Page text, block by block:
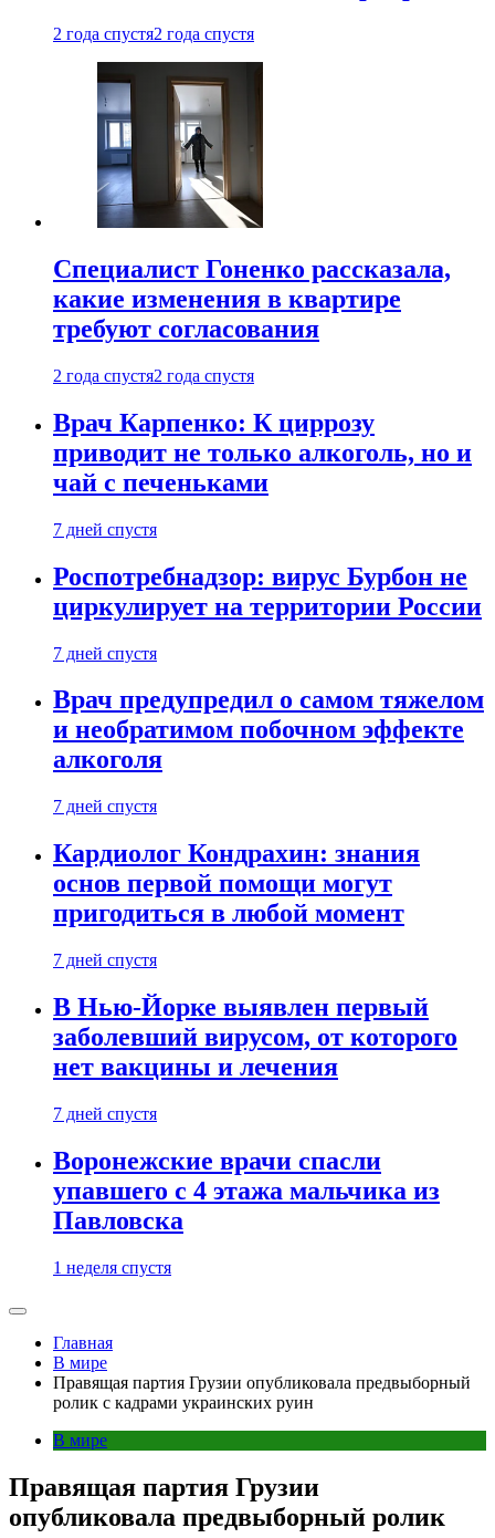
2 года спустя2 года спустя
Специалист Гоненко рассказала,
какие изменения в квартире
требуют согласования
2 года спустя2 года спустя
Врач Карпенко: К циррозу
приводит не только алкоголь, но и
чай с печеньками
7 дней спустя
Роспотребнадзор: вирус Бурбон не
циркулирует на территории России
7 дней спустя
Врач предупредил о самом тяжелом
и необратимом побочном эффекте
алкоголя
7 дней спустя
Кардиолог Кондрахин: знания
основ первой помощи могут
пригодиться в любой момент
7 дней спустя
В Нью-Йорке выявлен первый
заболевший вирусом, от которого
нет вакцины и лечения
7 дней спустя
Воронежские врачи спасли
упавшего с 4 этажа мальчика из
Павловска
1 неделя спустя
Главная
В мире
Правящая партия Грузии опубликовала предвыборный
ролик с кадрами украинских руин
В мире
Правящая партия Грузии
опубликовала предвыборный ролик